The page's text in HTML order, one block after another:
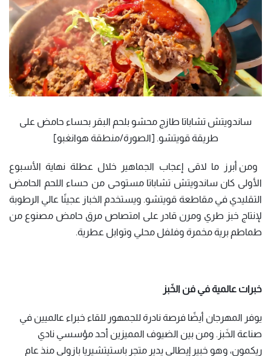
ساندويتش تشاباتا طازج محشو بلحم البقر بحساء حامض على
طريقة قويتشو. [الصورة/منطقة هوانغبو]
ومن أبرز ما لاقى إعجاب الجماهير خلال عطلة نهاية الأسبوع
الأولى كان ساندويتش تشاباتا مستوحى من حساء اللحم الحامض
التقليدي في مقاطعة قويتشو. ويستخدم الخباز عجينًا عالي الرطوبة
لإنتاج خبز طري ومرن قادر على امتصاص مرق حامض مصنوع من
طماطم برية مخمرة وفلفل محلي وتوابل عطرية.
خبرات عالمية في فن الخَبز
يوفر المهرجان أيضًا فرصة نادرة للجمهور للقاء خبراء عالميين في
صناعة الخَبز. ومن بين الضيوف المميزين أحد مؤسسي نادي
ريكمون، وهو خبير إيطالي يدير متجر باستيتشيريا بازولي منذ عام